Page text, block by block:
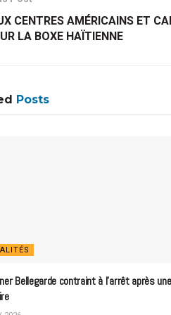
CENTRES AMÉRICAINS ET
LA BOXE HAÏTIENNE
Posts
Bellegarde contraint à l’arrêt après